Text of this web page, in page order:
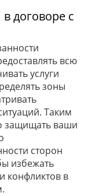
договоре с
всю
услуги
зоны
Таким
защищать ваши
сторон
избежать
конфликтов в